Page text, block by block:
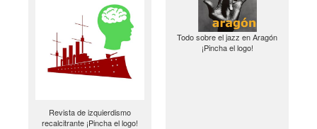
Revista de izquierdismo
recalcitrante ¡Pincha el logo!
Todo sobre el jazz en Aragón
¡Pincha el logo!